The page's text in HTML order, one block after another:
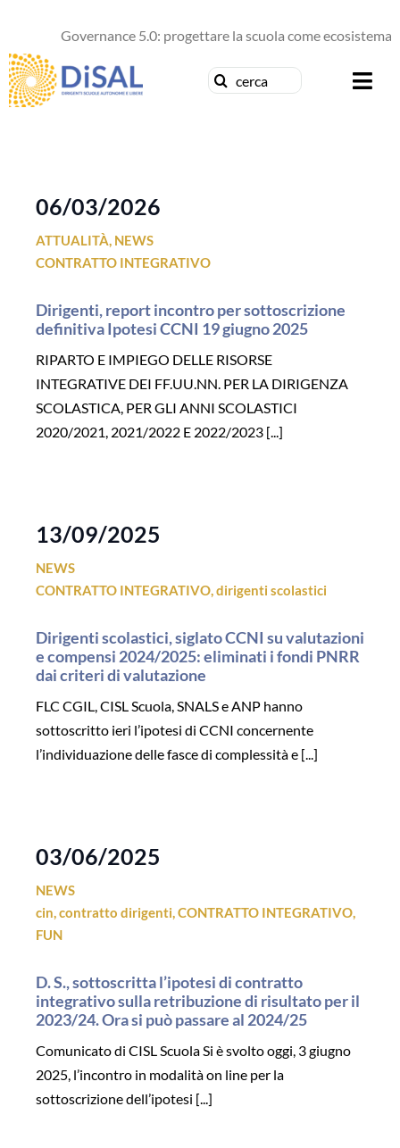
contenuto
Governance 5.0: progettare la scuola come ecosistema
Cerca
Formazione
Contattaci
06/03/2026
ATTUALITÀ, NEWS
CONTRATTO INTEGRATIVO
Dirigenti, report incontro per sottoscrizione
definitiva Ipotesi CCNI 19 giugno 2025
RIPARTO E IMPIEGO DELLE RISORSE
INTEGRATIVE DEI FF.UU.NN. PER LA DIRIGENZA
SCOLASTICA, PER GLI ANNI SCOLASTICI
2020/2021, 2021/2022 E 2022/2023 [...]
13/09/2025
NEWS
CONTRATTO INTEGRATIVO,dirigenti scolastici
Dirigenti scolastici, siglato CCNI su valutazioni
e compensi 2024/2025: eliminati i fondi PNRR
dai criteri di valutazione
FLC CGIL, CISL Scuola, SNALS e ANP hanno
sottoscritto ieri l’ipotesi di CCNI concernente
l’individuazione delle fasce di complessità e [...]
03/06/2025
NEWS
cin,contratto dirigenti,CONTRATTO INTEGRATIVO,
FUN
D. S., sottoscritta l’ipotesi di contratto
integrativo sulla retribuzione di risultato per il
2023/24. Ora si può passare al 2024/25
Comunicato di CISL Scuola Si è svolto oggi, 3 giugno
2025, l’incontro in modalità on line per la
sottoscrizione dell’ipotesi [...]